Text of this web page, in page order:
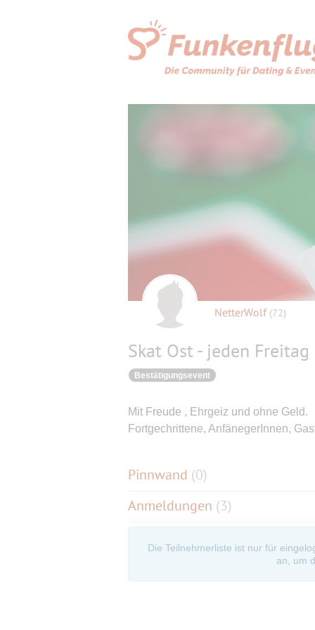
NetterWolf (72)
Skat Ost - jeden Freitag
Bestätigungsevent
Mit Freude , Ehrgeiz und ohne Geld.
Fortgechrittene, AnfänegerInnen,
Pinnwand (0)
Anmeldungen (3)
Die Teilnehmerliste ist nur für
an, um